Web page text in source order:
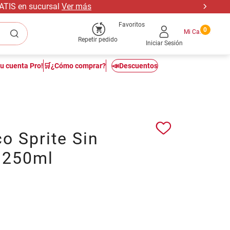
en sucursal Ver más
Repetir pedido
Favoritos
Iniciar Sesión
0
cuenta Pro! 🛒¿Cómo comprar? 📣Descuentos
Sprite Sin